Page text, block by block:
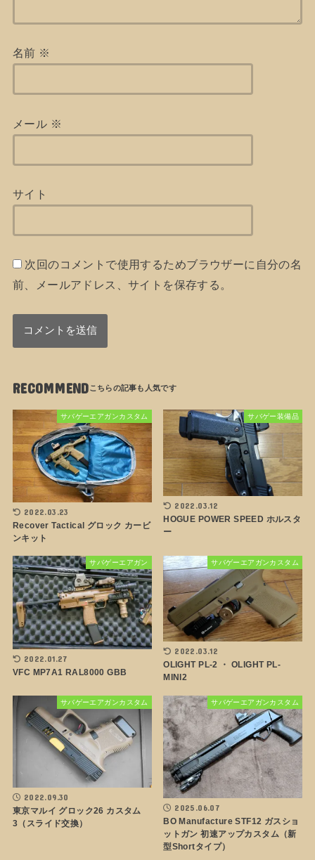
名前 ※
メール ※
サイト
次回のコメントで使用するためブラウザーに自分の名
前、メールアドレス、サイトを保存する。
RECOMMEND
サバゲーエアガンカスタム
2022.03.23
Recover Tactical グロック カービ
ンキット
サバゲー装備品
2022.03.12
HOGUE POWER SPEED ホルスタ
ー
サバゲーエアガン
2022.01.27
VFC MP7A1 RAL8000 GBB
サバゲーエアガンカスタム
2022.03.12
OLIGHT PL-2 ・ OLIGHT PL-
MINI2
サバゲーエアガンカスタム
2022.09.30
東京マルイ グロック26 カスタム
3（スライド交換）
サバゲーエアガンカスタム
2025.06.07
BO Manufacture STF12 ガスショ
ットガン 初速アップカスタム（新
型Shortタイプ）